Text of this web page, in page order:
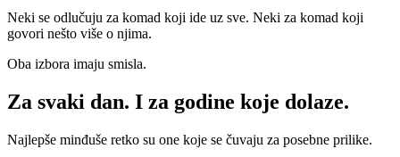
Neki se odlučuju za komad koji ide uz sve. Neki za komad koji
govori nešto više o njima.
Oba izbora imaju smisla.
Za svaki dan. I za godine koje dolaze.
Najlepše minđuše retko su one koje se čuvaju za posebne prilike.